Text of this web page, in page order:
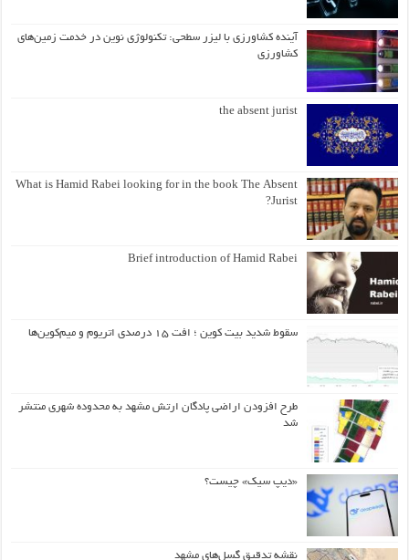
آینده کشاورزی با لیزر سطحی: تکنولوژی نوین در خدمت زمین‌های
کشاورزی
the absent jurist
What is Hamid Rabei looking for in the book The Absent
Jurist?
Brief introduction of Hamid Rabei
سقوط شدید بیت کوین ؛ افت ۱۵ درصدی اتریوم و میم‌کوین‌ها
طرح افزودن اراضی پادگان ارتش مشهد به محدوده شهری منتشر
شد
«دیپ سیک» چیست؟
نقشه تدقیق گسل‌های مشهد